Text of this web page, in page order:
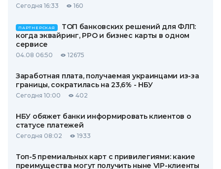
Сегодня 16:33 160
ПАРТНЕРСКАЯ
ТОП банковских решений для ФЛП:
когда эквайринг, РРО и бизнес карты в одном
сервисе
04.08 06:50 12675
Заработная плата, получаемая украинцами из-за
границы, сократилась на 23,6% - НБУ
Сегодня 10:00 402
НБУ обяжет банки информировать клиентов о
статусе платежей
Сегодня 08:02 1933
Топ-5 премиальных карт с привилегиями: какие
преимущества могут получить ныне VIP-клиенты